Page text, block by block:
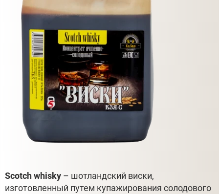
Scotch whisky – шотландский виски,
изготовленный путем купажирования солодового